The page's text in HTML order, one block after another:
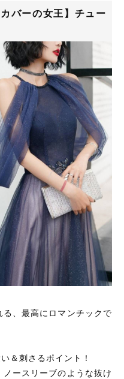
バーの女王】チュー
、最高にロマンチックで
＆刺さるポイント！
ノースリーブのような抜け